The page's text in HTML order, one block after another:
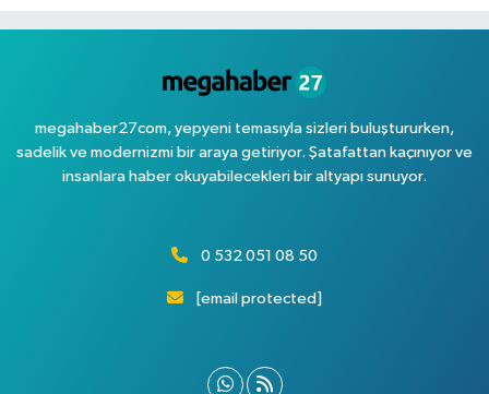
megahaber27com, yepyeni temasıyla sizleri buluştururken,
sadelik ve modernizmi bir araya getiriyor. Şatafattan kaçınıyor ve
insanlara haber okuyabilecekleri bir altyapı sunuyor.
0 532 051 08 50
[email protected]